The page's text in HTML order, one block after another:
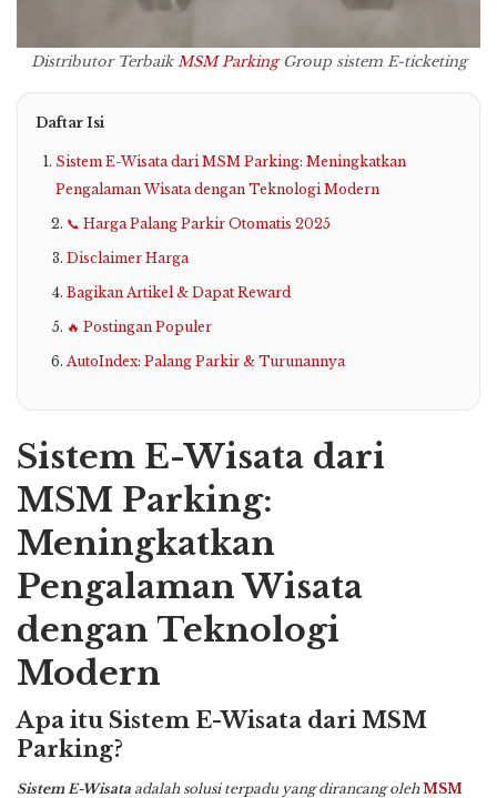
Distributor TerbaikMSM ParkingGroup sistem E-ticketing
Daftar Isi
Sistem E-Wisata dari MSM Parking: Meningkatkan
Pengalaman Wisata dengan Teknologi Modern
📞 Harga Palang Parkir Otomatis 2025
Disclaimer Harga
Bagikan Artikel & Dapat Reward
🔥 Postingan Populer
AutoIndex: Palang Parkir & Turunannya
Sistem E-Wisata dari
MSM Parking:
Meningkatkan
Pengalaman Wisata
dengan Teknologi
Modern
Apa itu Sistem E-Wisata dari MSM
Parking?
Sistem E-Wisata adalah solusi terpadu yang dirancang oleh MSM